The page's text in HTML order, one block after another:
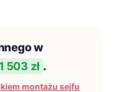
w
1 503 zł .
montażu sejfu